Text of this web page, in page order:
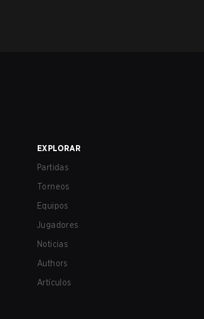
EXPLORAR
Partidas
Torneos
Equipos
Jugadores
Noticias
Authors
Artículos